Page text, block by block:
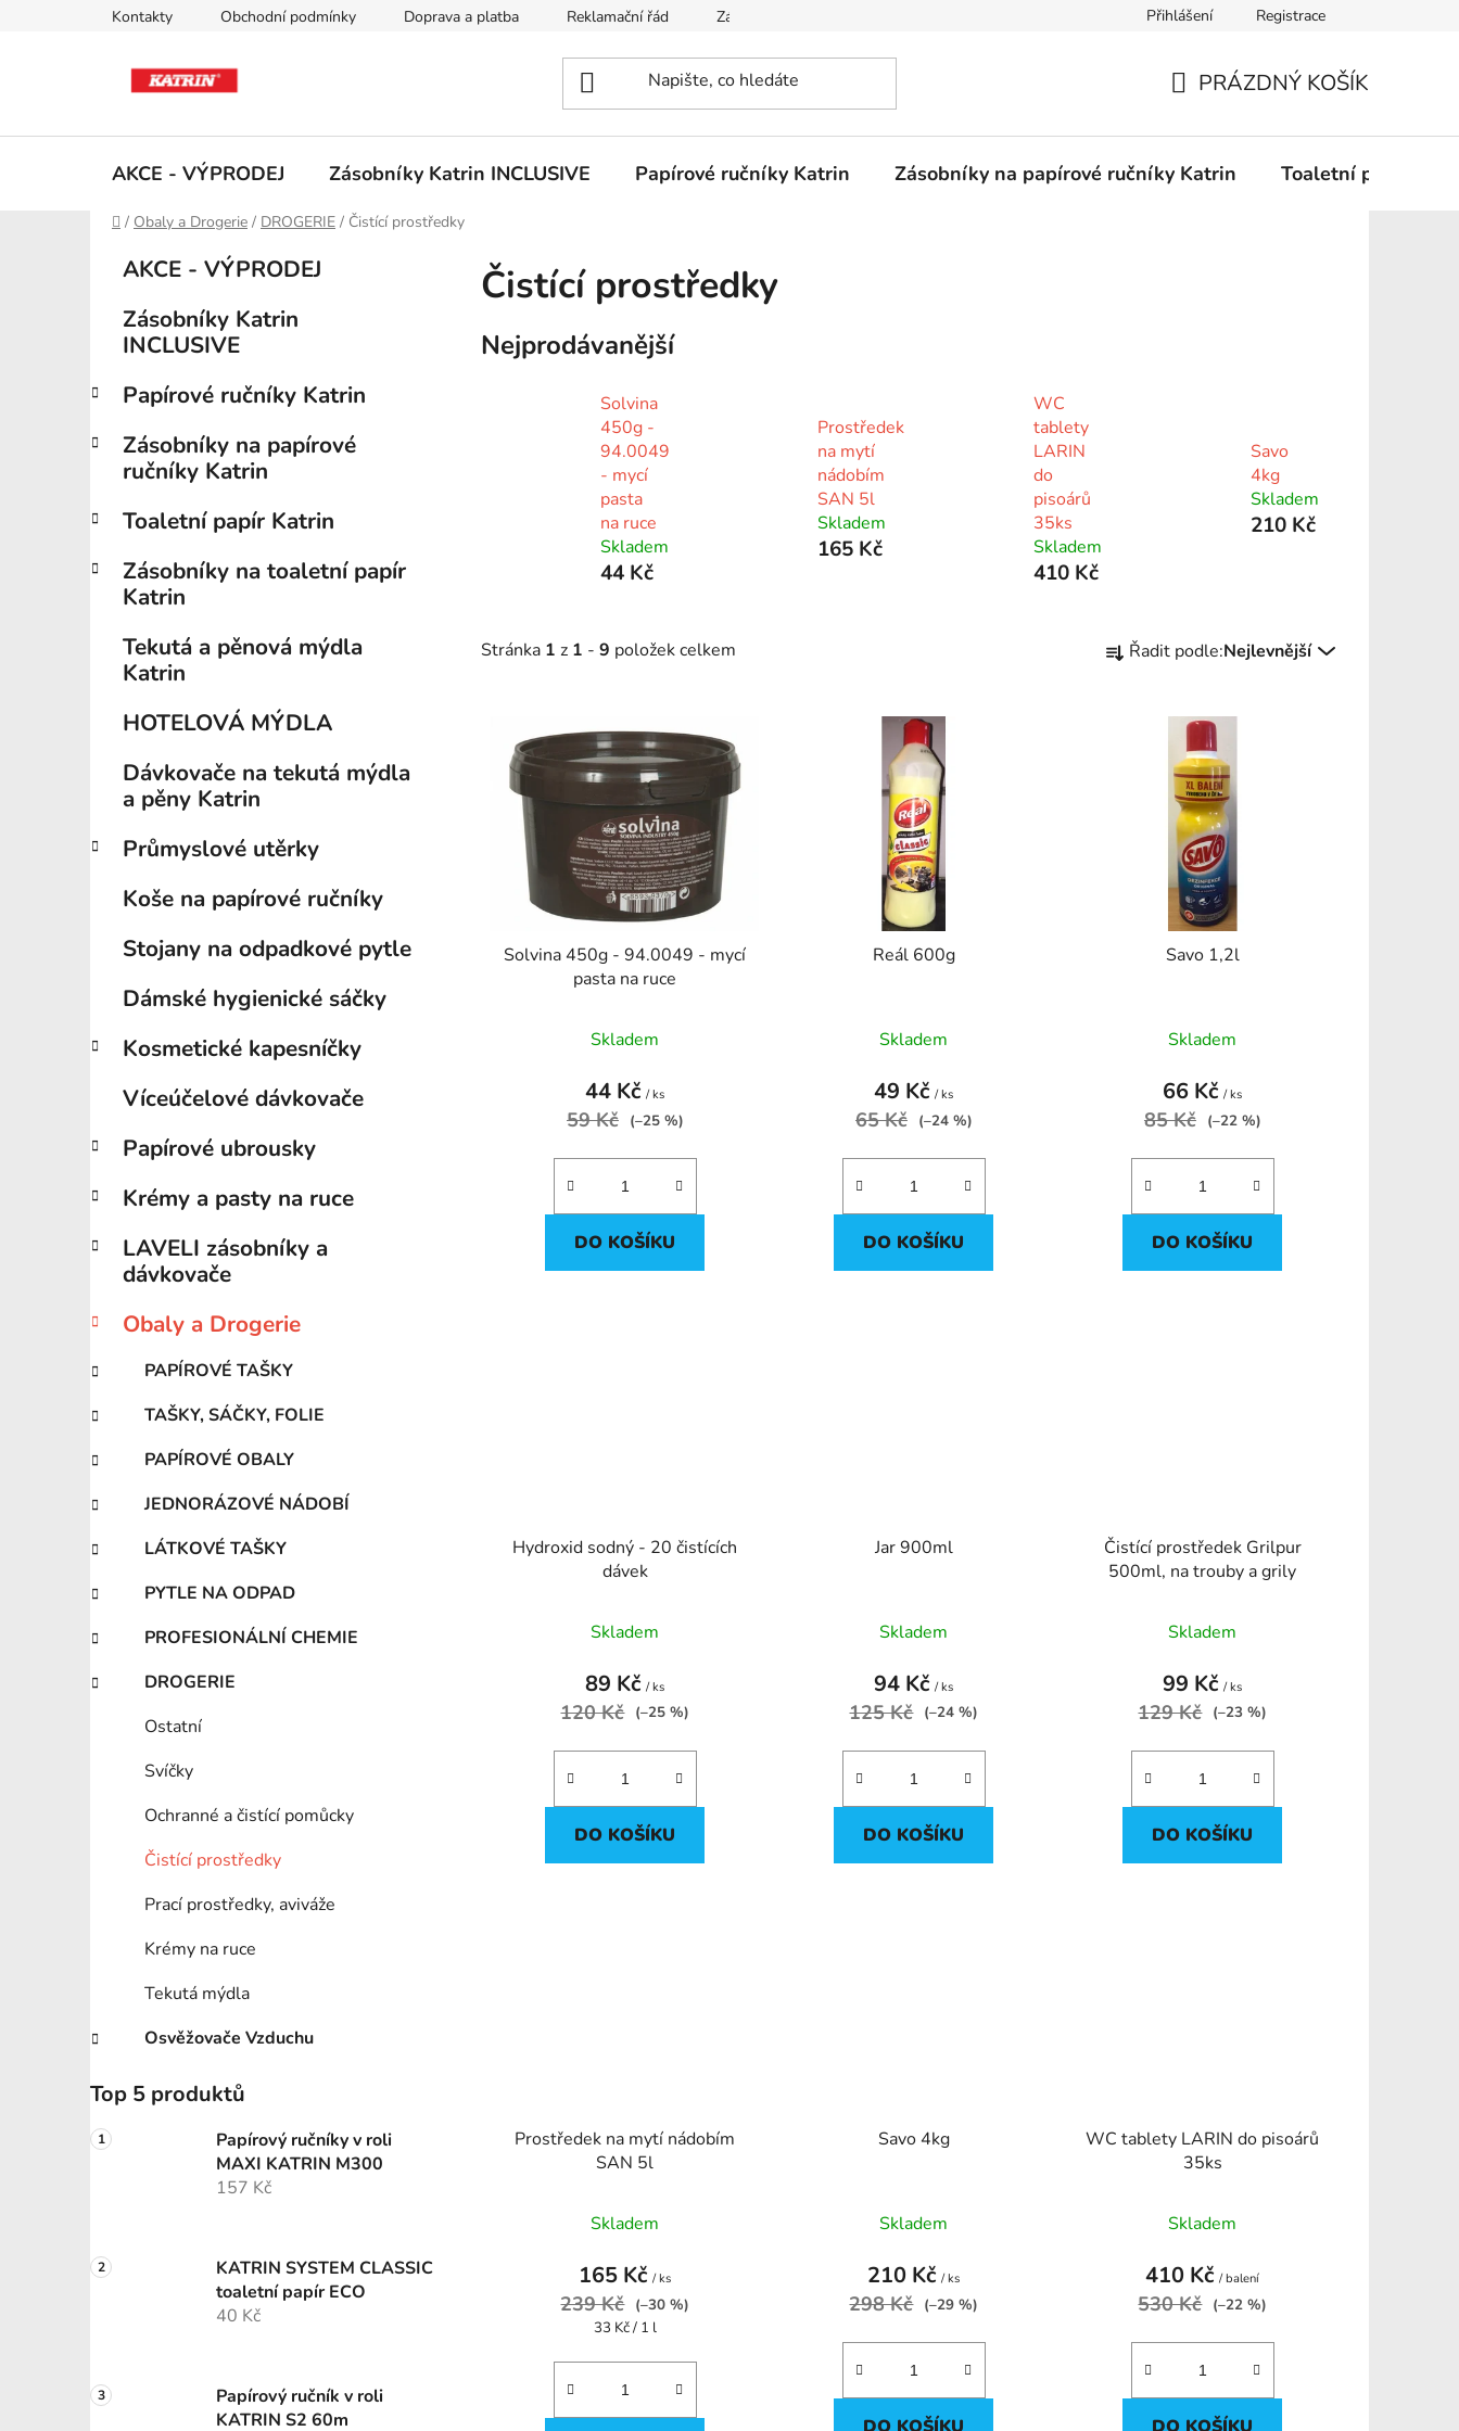
Kontakty Obchodní podmínky Doprava a platba Reklamační řád Zásady používání souborů cookies Podmínky ochrany osobních údajů
Přihlášení Registrace
KOŠÍK
PRÁZDNÝ KOŠÍK
AKCE - VÝPRODEJ Zásobníky Katrin INCLUSIVE Papírové ručníky Katrin Zásobníky na papírové ručníky Katrin Toaletní papír
Domů
/ Obaly a Drogerie / DROGERIE / Čistící prostředky
a
n
p
n
Přeskočit
kategorie
r
e
AKCE - VÝPRODEJ
Zásobníky Katrin
INCLUSIVE
Papírové ručníky Katrin
Zásobníky na papírové
ručníky Katrin
Toaletní papír Katrin
Zásobníky na toaletní papír
Katrin
Tekutá a pěnová mýdla
Katrin
HOTELOVÁ MÝDLA
Dávkovače na tekutá mýdla
a pěny Katrin
Průmyslové utěrky
Koše na papírové ručníky
Stojany na odpadkové pytle
Dámské hygienické sáčky
Kosmetické kapesníčky
Víceúčelové dávkovače
Papírové ubrousky
Krémy a pasty na ruce
LAVELI zásobníky a
dávkovače
Obaly a Drogerie
PAPÍROVÉ TAŠKY
TAŠKY, SÁČKY, FOLIE
PAPÍROVÉ OBALY
JEDNORÁZOVÉ NÁDOBÍ
LÁTKOVÉ TAŠKY
PYTLE NA ODPAD
PROFESIONÁLNÍ CHEMIE
DROGERIE
Ostatní
Svíčky
Ochranné a čistící pomůcky
Čistící prostředky
Prací prostředky, aviváže
Krémy na ruce
Tekutá mýdla
Osvěžovače Vzduchu
Top 5 produktů
Papírový ručníky v roli
MAXI KATRIN M300
157 Kč
KATRIN SYSTEM CLASSIC
toaletní papír ECO
40 Kč
Papírový ručník v roli
KATRIN S2 60m
Čistící prostředky
Nejprodávanější
Solvina
450g -
94.0049
- mycí
pasta
na ruce
Skladem
44 Kč
Prostředek
na mytí
nádobím
SAN 5l
Skladem
165 Kč
WC
tablety
LARIN
do
pisoárů
35ks
Skladem
410 Kč
Savo
4kg
Skladem
210 Kč
Stránka 1 z 1 - 9 položek celkem
a Řadit podle:Nejlevnější
Solvina 450g - 94.0049 - mycí
pasta na ruce
Skladem
44 Kč/ ks
59 Kč (–25 %)
DO KOŠÍKU
Reál 600g
Skladem
49 Kč/ ks
65 Kč (–24 %)
DO KOŠÍKU
Savo 1,2l
Skladem
66 Kč/ ks
85 Kč (–22 %)
DO KOŠÍKU
Hydroxid sodný - 20 čistících
dávek
Skladem
89 Kč/ ks
120 Kč (–25 %)
DO KOŠÍKU
Jar 900ml
Skladem
94 Kč/ ks
125 Kč (–24 %)
DO KOŠÍKU
Čistící prostředek Grilpur
500ml, na trouby a grily
Skladem
99 Kč/ ks
129 Kč (–23 %)
DO KOŠÍKU
Prostředek na mytí nádobím
SAN 5l
Skladem
165 Kč/ ks
239 Kč (–30 %)
Měrná
33 Kč / 1 l
Savo 4kg
Skladem
210 Kč/ ks
298 Kč (–29 %)
WC tablety LARIN do pisoárů
35ks
Skladem
410 Kč/ balení
530 Kč (–22 %)